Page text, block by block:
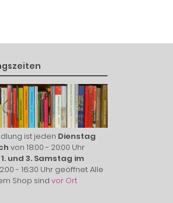
ist jeden Dienstag
von 18:00 - 20:00 Uhr
1. und 3. Samstag im
- 16:30 Uhr geöffnet. Alle
Shop sind vor Ort